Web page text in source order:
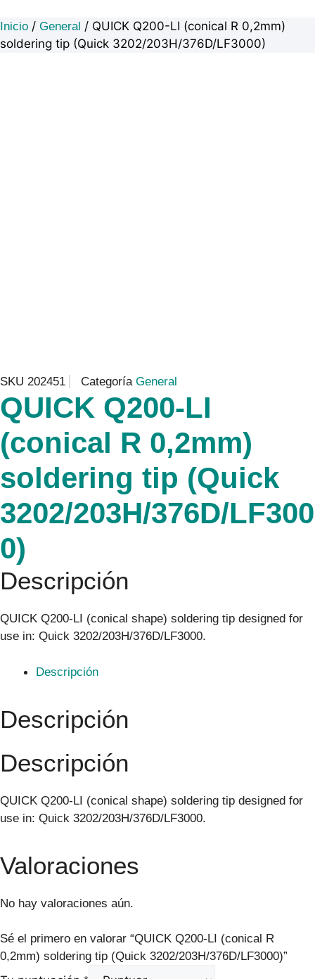
Inicio / General / QUICK Q200-LI (conical R 0,2mm)
soldering tip (Quick 3202/203H/376D/LF3000)
SKU 202451 Categoría General
QUICK Q200-LI
(conical R 0,2mm)
soldering tip (Quick
3202/203H/376D/LF300
0)
Descripción
QUICK Q200-LI (conical shape) soldering tip designed for
use in: Quick 3202/203H/376D/LF3000.
Descripción
Descripción
Descripción
QUICK Q200-LI (conical shape) soldering tip designed for
use in: Quick 3202/203H/376D/LF3000.
Valoraciones
No hay valoraciones aún.
Sé el primero en valorar “QUICK Q200-LI (conical R
0,2mm) soldering tip (Quick 3202/203H/376D/LF3000)”